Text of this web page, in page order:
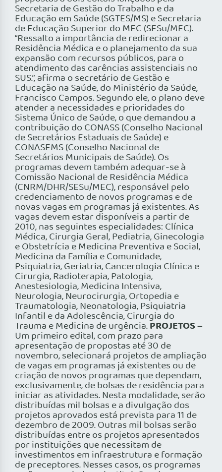
Secretaria de Gestão do Trabalho e da
Educação em Saúde (SGTES/MS) e Secretaria
de Educação Superior do MEC (SESu/MEC).
“Ressalto a importância de redirecionar a
Residência Médica e o planejamento da sua
expansão com recursos públicos, para o
atendimento das carências assistenciais no
SUS.”, afirma o secretário de Gestão e
Educação na Saúde, do Ministério da Saúde,
Francisco Campos. Segundo ele, o plano deve
atender a necessidades e prioridades do
Sistema Único de Saúde, o que demandou a
contribuição do CONASS (Conselho Nacional
de Secretários Estaduais de Saúde) e
CONASEMS (Conselho Nacional de
Secretários Municipais de Saúde). Os
programas devem também adequar-se à
Comissão Nacional de Residência Médica
(CNRM/DHR/SESu/MEC), responsável pelo
credenciamento de novos programas e de
novas vagas em programas já existentes. As
vagas devem estar disponíveis a partir de
2010, nas seguintes especialidades: Clínica
Médica, Cirurgia Geral, Pediatria, Ginecologia
e Obstetrícia e Medicina Preventiva e Social,
Medicina da Família e Comunidade,
Psiquiatria, Geriatria, Cancerologia Clínica e
Cirurgia, Radioterapia, Patologia,
Anestesiologia, Medicina Intensiva,
Neurologia, Neurocirurgia, Ortopedia e
Traumatologia, Neonatologia, Psiquiatria
Infantil e da Adolescência, Cirurgia do
Trauma e Medicina de urgência.PROJETOS –
Um primeiro edital, com prazo para
apresentação de propostas até 30 de
novembro, selecionará projetos de ampliação
de vagas em programas já existentes ou de
criação de novos programas que dependam,
exclusivamente, de bolsas de residência para
iniciar as atividades. Nesta modalidade, serão
distribuídas mil bolsas e a divulgação dos
projetos aprovados está prevista para 11 de
dezembro de 2009. Outras mil bolsas serão
distribuídas entre os projetos apresentados
por instituições que necessitam de
investimentos em infraestrutura e formação
de preceptores. Nesses casos, os programas